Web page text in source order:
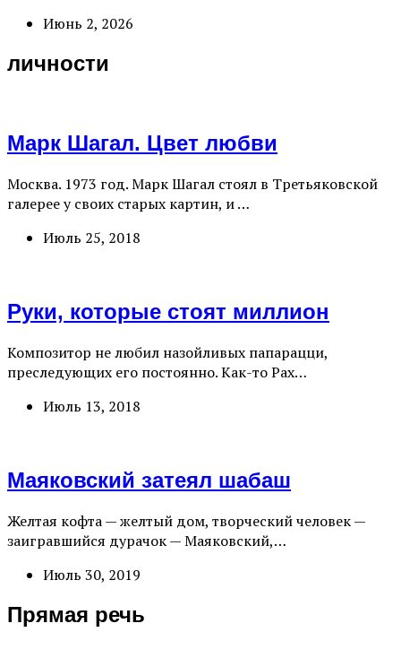
Июнь 2, 2026
личности
Марк Шагал. Цвет любви
Москва. 1973 год. Марк Шагал стоял в Третьяковской
галерее у своих старых картин, и …
Июль 25, 2018
Руки, которые стоят миллион
Композитор не любил назойливых папарацци,
преследующих его постоянно. Как-то Рах…
Июль 13, 2018
Маяковский затеял шабаш
Желтая кофта — желтый дом, творческий человек —
заигравшийся дурачок — Маяковский,…
Июль 30, 2019
Прямая речь